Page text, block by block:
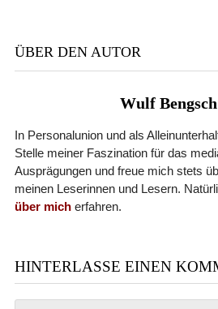
ÜBER DEN AUTOR
Wulf Bengsch
In Personalunion und als
Stelle meiner Faszination für das
Ausprägungen und freue mich stets
meinen Leserinnen und Lesern.
über micherfahren.
HINTERLASSE EINEN